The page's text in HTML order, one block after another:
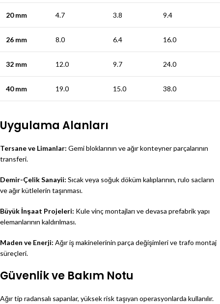
20 mm 4.7 3.8 9.4
26 mm 8.0 6.4 16.0
32 mm 12.0 9.7 24.0
40 mm 19.0 15.0 38.0
Uygulama Alanları
Tersane ve Limanlar: Gemi bloklarının ve ağır konteyner parçalarının
transferi.
Demir-Çelik Sanayii: Sıcak veya soğuk döküm kalıplarının, rulo sacların
ve ağır kütlelerin taşınması.
Büyük İnşaat Projeleri: Kule vinç montajları ve devasa prefabrik yapı
elemanlarının kaldırılması.
Maden ve Enerji: Ağır iş makinelerinin parça değişimleri ve trafo montaj
süreçleri.
Güvenlik ve Bakım Notu
Ağır tip radansalı sapanlar, yüksek risk taşıyan operasyonlarda kullanılır.